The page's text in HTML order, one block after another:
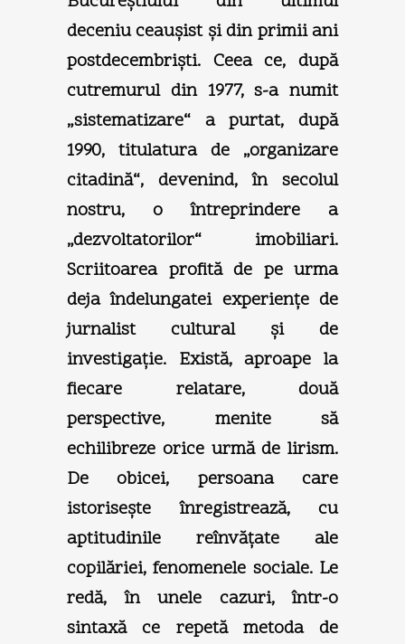
deceniu ceauşist şi din primii ani
postdecembrişti. Ceea ce, după
cutremurul din 1977, s-a numit
„sistematizare“ a purtat, după
1990, titulatura de „organizare
citadină“, devenind, în secolul
nostru, o întreprindere a
„dezvoltatorilor“ imobiliari.
Scriitoarea profită de pe urma
deja îndelungatei experienţe de
jurnalist cultural şi de
investigaţie. Există, aproape la
fiecare relatare, două
perspective, menite să
echilibreze orice urmă de lirism.
De obicei, persoana care
istoriseşte înregistrează, cu
aptitudinile reînvăţate ale
copilăriei, fenomenele sociale. Le
redă, în unele cazuri, într-o
sintaxă ce repetă metoda de